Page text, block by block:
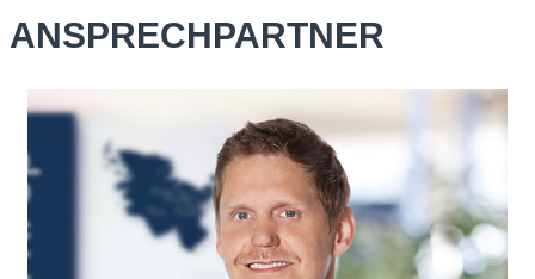
ANSPRECHPARTNER